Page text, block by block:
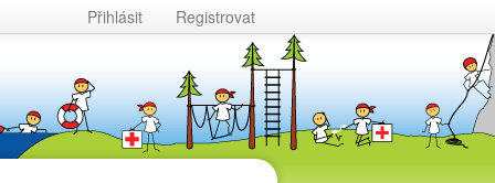
Přihlásit Registrovat